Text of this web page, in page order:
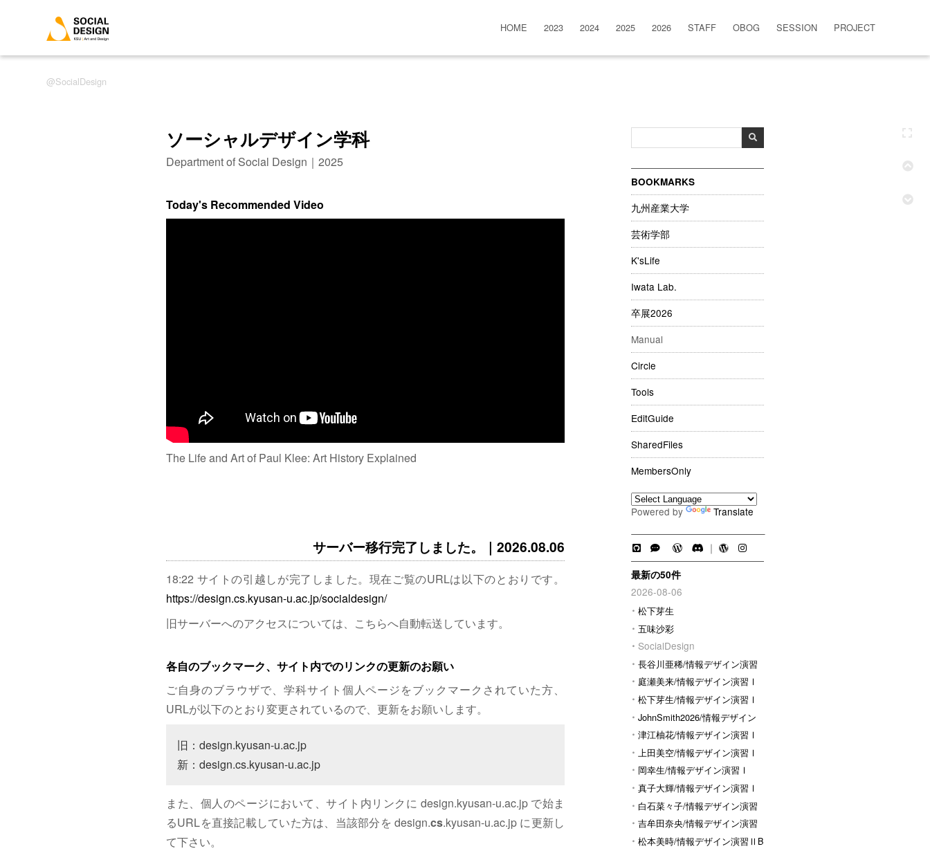
SocialDesign
HOME 2023 2024 2025 2026 STAFF OBOG SESSION PROJECT
BOOKMARKS
九州産業大学
芸術学部
K'sLife
Iwata Lab.
卒展2026
Manual
Circle
Tools
EditGuide
SharedFiles
MembersOnly
Powered by Translate
｜
最新の50件
2026-08-06
松下芽生
五味沙彩
SocialDesign
長谷川亜稀/情報デザイン演習
Ⅰ 庭瀬美来/情報デザイン演習Ⅰ
松下芽生/情報デザイン演習Ⅰ
JohnSmith2026/情報デザイン
演習I
津江柚花/情報デザイン演習Ⅰ
上田美空/情報デザイン演習Ⅰ
岡幸生/情報デザイン演習Ⅰ
真子大輝/情報デザイン演習Ⅰ
白石菜々子/情報デザイン演習
Ⅰ 吉牟田奈央/情報デザイン演習
Ⅰ 松本美時/情報デザイン演習ⅡB
ソーシャルデザイン学科
Department of Social Design｜2025
Today's Recommended Video
The Life and Art of Paul Klee: Art History Explained
サーバー移行完了しました。｜2026.08.06
18:22 サイトの引越しが完了しました。現在ご覧のURLは以下のとおりです。
https://design.cs.kyusan-u.ac.jp/socialdesign/
旧サーバーへのアクセスについては、こちらへ自動転送しています。
各自のブックマーク、サイト内でのリンクの更新のお願い
ご自身のブラウザで、学科サイト個人ページをブックマークされていた方、
URLが以下のとおり変更されているので、更新をお願いします。
旧：design.kyusan-u.ac.jp
新：design.cs.kyusan-u.ac.jp
また、個人のページにおいて、サイト内リンクに design.kyusan-u.ac.jp で始ま
るURLを直接記載していた方は、当該部分を design.cs.kyusan-u.ac.jp に更新し
て下さい。